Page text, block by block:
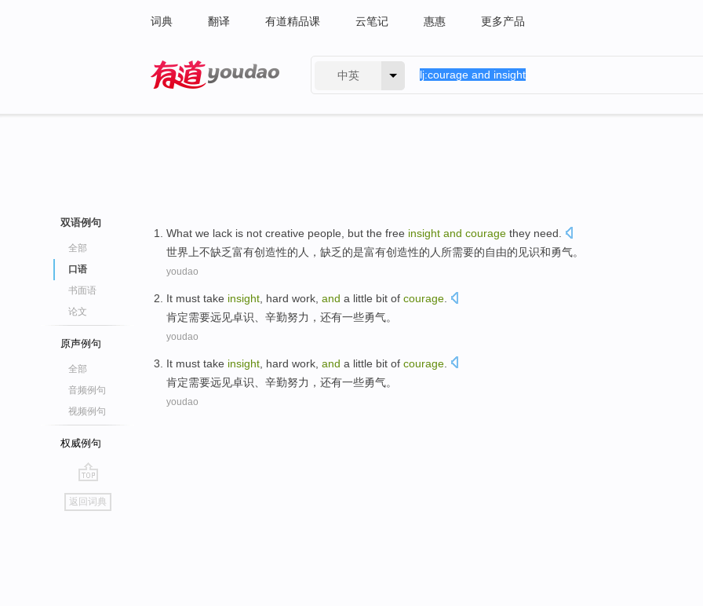
词典 翻译 有道精品课 云笔记 惠惠 更多产品
中英
双语例句
全部
口语
书面语
论文
原声例句
全部
音频例句
视频例句
权威例句
go
top
返回词典
What we lack is not creative people , but the free insight and courage they need
世界上不缺乏富有创造性的 人 ，缺乏的是富有创造性的 人 所需要的自由的 见识和勇气。
youdao
It must take insight hard work, and a little bit of courage
肯定需要远见卓识 辛勤努力， 还有一些勇气。
youdao
It must take insight hard work, and a little bit of courage
肯定需要远见卓识 辛勤努力， 还有一些勇气。
youdao